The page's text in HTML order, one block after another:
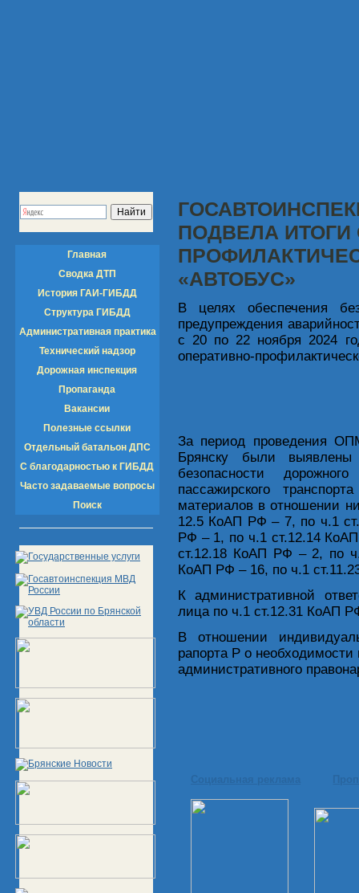
Главная
Сводка ДТП
История ГАИ-ГИБДД
Структура ГИБДД
Административная практика
Технический надзор
Дорожная инспекция
Пропаганда
Вакансии
Полезные ссылки
Отдельный батальон ДПС
С благодарностью к ГИБДД
Часто задаваемые вопросы
Поиск
ПОДВЕЛА ИТОГИ
«АВТОБУС»
В целях обеспечения
предупреждения
с 20 по 22 ноября 2024
оперативно-
За период проведения
Брянску были
безопасности
пассажирского
материалов в отношении
12.5 КоАП РФ – 7, по ч.1
РФ – 1, по ч.1 ст.12.14
ст.12.18 КоАП РФ – 2, по
КоАП РФ – 16, по ч.1
К административной
лица по ч.1 ст.12.31 КоАП
В отношении
рапорта Р о необходимости
административного